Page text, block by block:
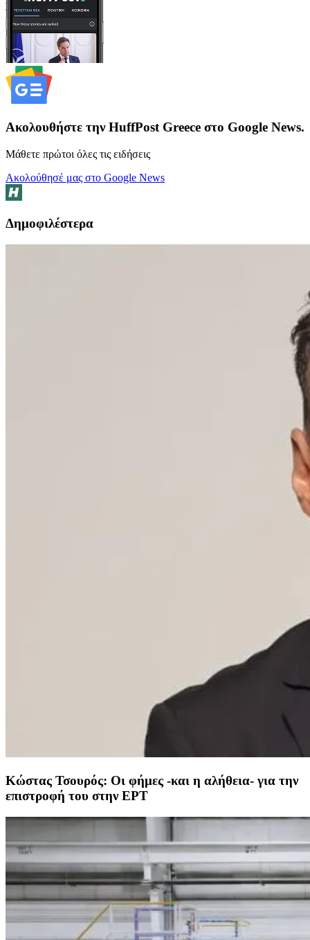
Ακολουθήστε την HuffPost Greece στο Google News.
Μάθετε πρώτοι όλες τις ειδήσεις
Ακολούθησέ μας στο Google News
Δημοφιλέστερα
Κώστας Τσουρός: Οι φήμες -και η αλήθεια- για την
επιστροφή του στην ΕΡΤ